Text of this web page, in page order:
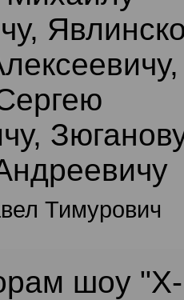
Тимурович
шоу "Х-